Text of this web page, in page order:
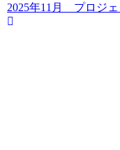
2025年11月 プロジェ